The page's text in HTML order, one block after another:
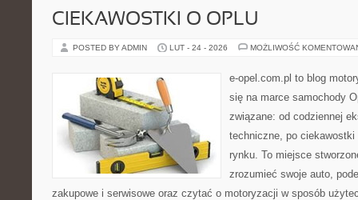
CIEKAWOSTKI O OPLU
POSTED BY ADMIN LUT - 24 - 2026 MOŻLIWOŚĆ
e-opel.com.pl to blog
się na marce samochody
związane: od codziennej
techniczne, po
rynku. To miejsce
zrozumieć swoje auto,
zakupowe i serwisowe oraz czytać o motoryzacji w sposób